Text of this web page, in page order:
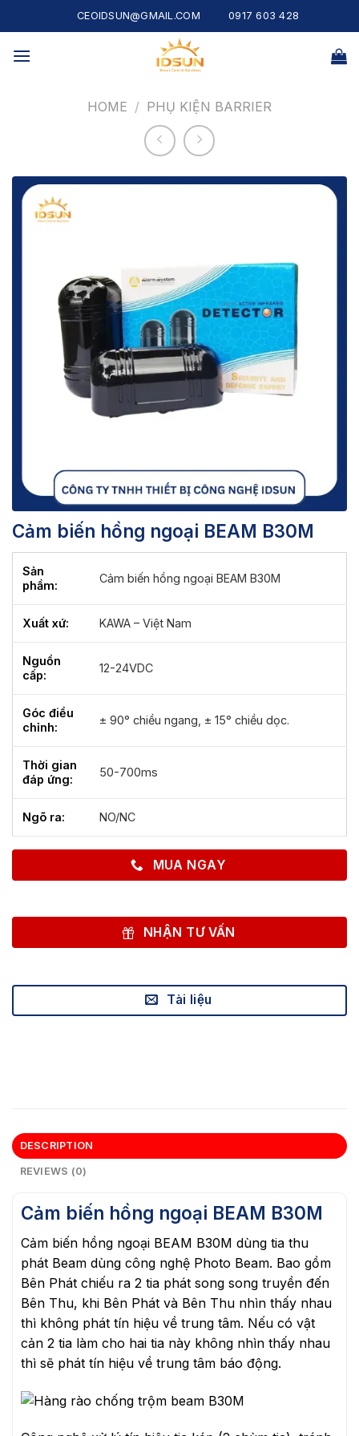
to
content
CEOIDSUN@GMAIL.COM 0917 603 428
HOME / PHỤ KIỆN BARRIER
Cảm biến hồng ngoại BEAM B30M
Sản
phầm:
Cảm biến hồng ngoại BEAM B30M
Xuất xứ: KAWA – Việt Nam
Nguồn
cấp:
12-24VDC
Góc điều
chỉnh:
± 90° chiều ngang, ± 15° chiều dọc.
Thời gian
đáp ứng:
50-700ms
Ngõ ra: NO/NC
MUA NGAY
NHẬN TƯ VẤN
Tài liệu
DESCRIPTION
REVIEWS (0)
Cảm biến hồng ngoại BEAM B30M
Cảm biến hồng ngoại BEAM B30M dùng tia thu
phát Beam dùng công nghệ Photo Beam. Bao gồm
Bên Phát chiếu ra 2 tia phát song song truyền đến
Bên Thu, khi Bên Phát và Bên Thu nhìn thấy nhau
thì không phát tín hiệu về trung tâm. Nếu có vật
cản 2 tia làm cho hai tia này không nhìn thấy nhau
thì sẽ phát tín hiệu về trung tâm báo động.